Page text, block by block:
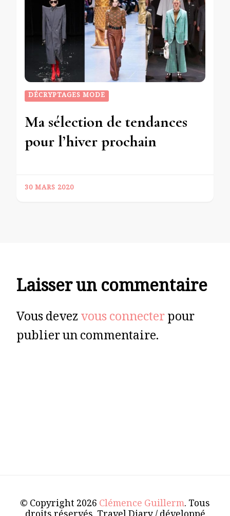
DÉCRYPTAGES MODE
Ma sélection de tendances
pour l’hiver prochain
30 MARS 2020
Laisser un commentaire
Vous devezvous connecterpour
publier un commentaire.
© Copyright 2026 Clémence Guillerm. Tous